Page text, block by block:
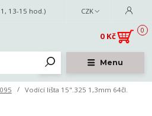
Menu
CZK
13-15 hod.)
0
0 Kč
Vodící lišta 15".325 1,3mm 64čl.